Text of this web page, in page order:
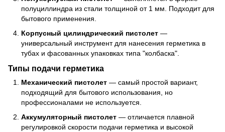
полуциллиндра из стали толщиной от 1 мм. Подходит для
бытового применения.
Корпусный цилиндрический пистолет —
универсальный инструмент для нанесения герметика в
тубах и фасованных упаковках типа "колбаска".
Типы подачи герметика
Механический пистолет — самый простой вариант,
подходящий для бытового использования, но
профессионалами не используется.
Аккумуляторный пистолет — отличается плавной
регулировкой скорости подачи герметика и высокой